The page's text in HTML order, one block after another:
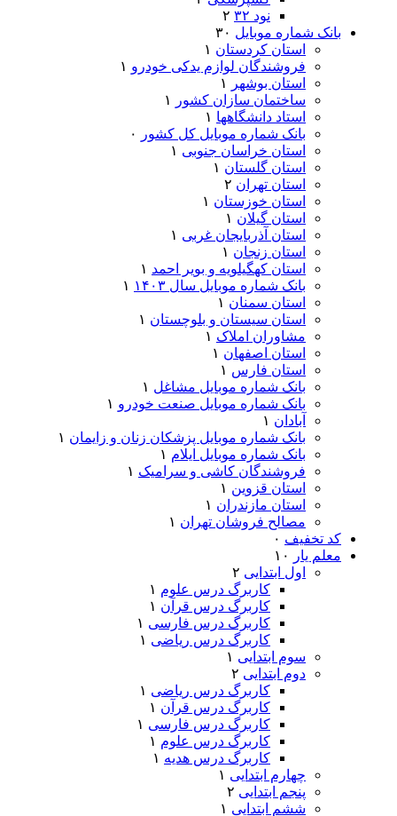
نود ۳۲
۲
بانک شماره موبایل ۳۰
استان کردستان ۱
فروشندگان لوازم یدکی خودرو ۱
استان بوشهر
۱
ساختمان سازان کشور
۱
استاد دانشگاهها ۱
بانک شماره موبایل کل کشور
۰
استان خراسان جنوبی ۱
استان گلستان ۱
استان تهران ۲
استان خوزستان ۱
استان گیلان ۱
استان آذربایجان غربی ۱
استان زنجان ۱
استان کهگیلویه و بویر احمد ۱
بانک شماره موبایل سال ۱۴۰۳
۱
استان سمنان ۱
استان سیستان و بلوچستان ۱
مشاوران املاک ۱
استان اصفهان ۱
استان فارس ۱
بانک شماره موبایل مشاغل ۱
بانک شماره موبایل صنعت خودرو ۱
آبادان ۱
بانک شماره موبایل پزشکان زنان و زایمان ۱
بانک شماره موبایل ایلام ۱
فروشندگان کاشی و سرامیک ۱
استان قزوین ۱
استان مازندران ۱
مصالح فروشان تهران ۱
کد تخفیف ۰
معلم یار
۱۰
اول ابتدایی ۲
کاربرگ درس علوم ۱
کاربرگ درس قرآن ۱
کاربرگ درس فارسی ۱
کاربرگ درس ریاضی ۱
سوم ابتدایی ۱
دوم ابتدایی ۲
کاربرگ درس ریاضی ۱
کاربرگ درس قرآن ۱
کاربرگ درس فارسی ۱
کاربرگ درس علوم ۱
کاربرگ درس هدیه ۱
چهارم ابتدایی ۱
پنجم ابتدایی ۲
ششم ابتدایی ۱